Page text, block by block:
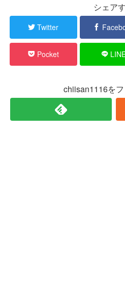
シェア
Twitter
Pocket
chiisan1116を